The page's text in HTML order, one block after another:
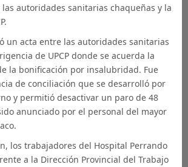
autoridades sanitarias chaqueñas y la
un acta entre las autoridades sanitarias
de UPCP donde se acuerda la
la bonificación por insalubridad. Fue
de conciliación que se desarrolló por
y permitió desactivar un paro de 48
anunciado por el personal del mayor
los trabajadores del Hospital Perrando
a la Dirección Provincial del Trabajo